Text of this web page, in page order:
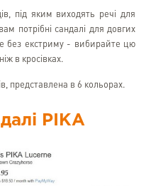
під яким виходять речі для
потрібні сандалі для довгих
без екстриму - вибирайте цю
в кросівках.
представлена в 6 кольорах.
PIKA